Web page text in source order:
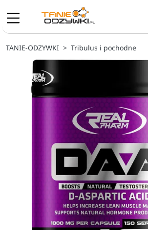
TANIE-ODZYWKI Tribulus i pochodne